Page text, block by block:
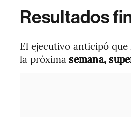
Resultados
El ejecutivo anticipó
la próxima semana,